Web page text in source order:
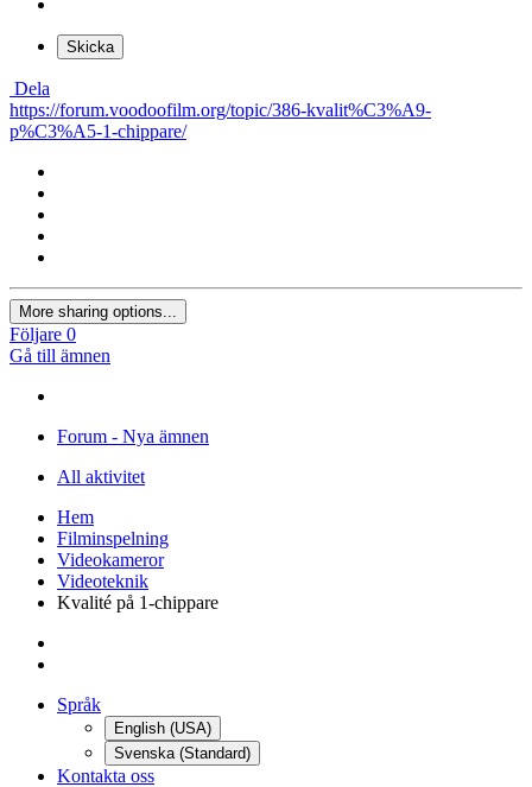
Skicka
Dela
https://forum.voodoofilm.org/topic/386-kvalit%C3%A9-
p%C3%A5-1-chippare/
More sharing options...
Följare 0
Gå till ämnen
Forum - Nya ämnen
All aktivitet
Hem
Filminspelning
Videokameror
Videoteknik
Kvalité på 1-chippare
Språk
English (USA)
Svenska (Standard)
Kontakta oss